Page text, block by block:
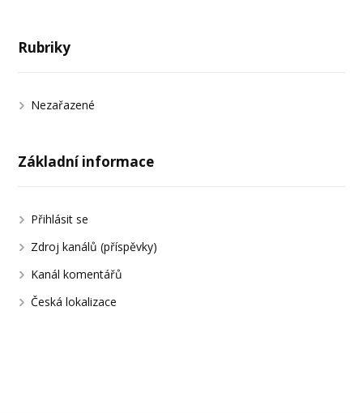
Rubriky
Nezařazené
Základní informace
Přihlásit se
Zdroj kanálů (příspěvky)
Kanál komentářů
Česká lokalizace